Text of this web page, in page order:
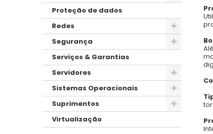
Proteção de dados
Redes
Segurança
Serviços & Garantias
Servidores
Sistemas Operacionais
Suprimentos
Virtualização